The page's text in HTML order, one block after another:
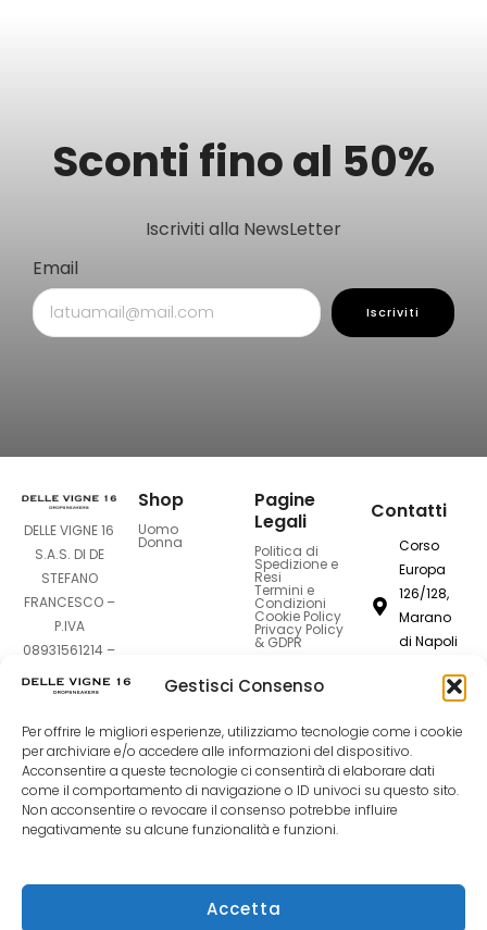
Gestisci Consenso
Per offrire le migliori esperienze, utilizziamo tecnologie come i cookie
per archiviare e/o accedere alle informazioni del dispositivo.
Acconsentire a queste tecnologie ci consentirà di elaborare dati
come il comportamento di navigazione o ID univoci su questo sito.
Non acconsentire o revocare il consenso potrebbe influire
negativamente su alcune funzionalità e funzioni.
Accetta
Sconti fino al 50%
Iscriviti alla NewsLetter
Email
Iscriviti
DELLE VIGNE 16
S.A.S. DI DE
STEFANO
FRANCESCO –
P.IVA
08931561214 –
Sede Legale:
Corso Europa
80016 Marano
di Napoli (NA)
F
a
I
n
T
i
Shop
Uomo
Donna
Pagine
Legali
Politica di
Spedizione e
Resi
Termini e
Condizioni
Cookie Policy
Privacy Policy
& GDPR
Contatti
Corso
Europa
126/128,
Marano
di Napoli
081
7420994